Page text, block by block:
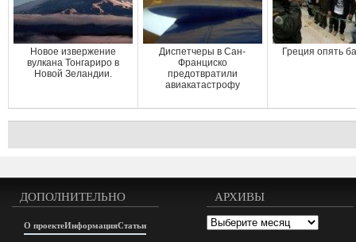
Новое извержение
вулкана Тонгариро в
Новой Зеландии.
Диспетчеры в Сан-
Франциско
предотвратили
авиакатастрофу
Греция опять
ДОПОЛНИТЕЛЬНО
О проектеИнформацияСтатьи
АРХИВЫ
Архивы